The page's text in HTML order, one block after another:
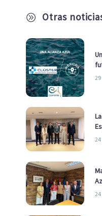
A Otras
la